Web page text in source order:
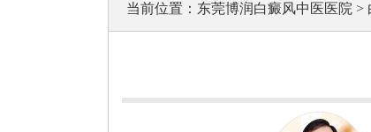
当前位置： 东莞博润白癜风中医医院 >